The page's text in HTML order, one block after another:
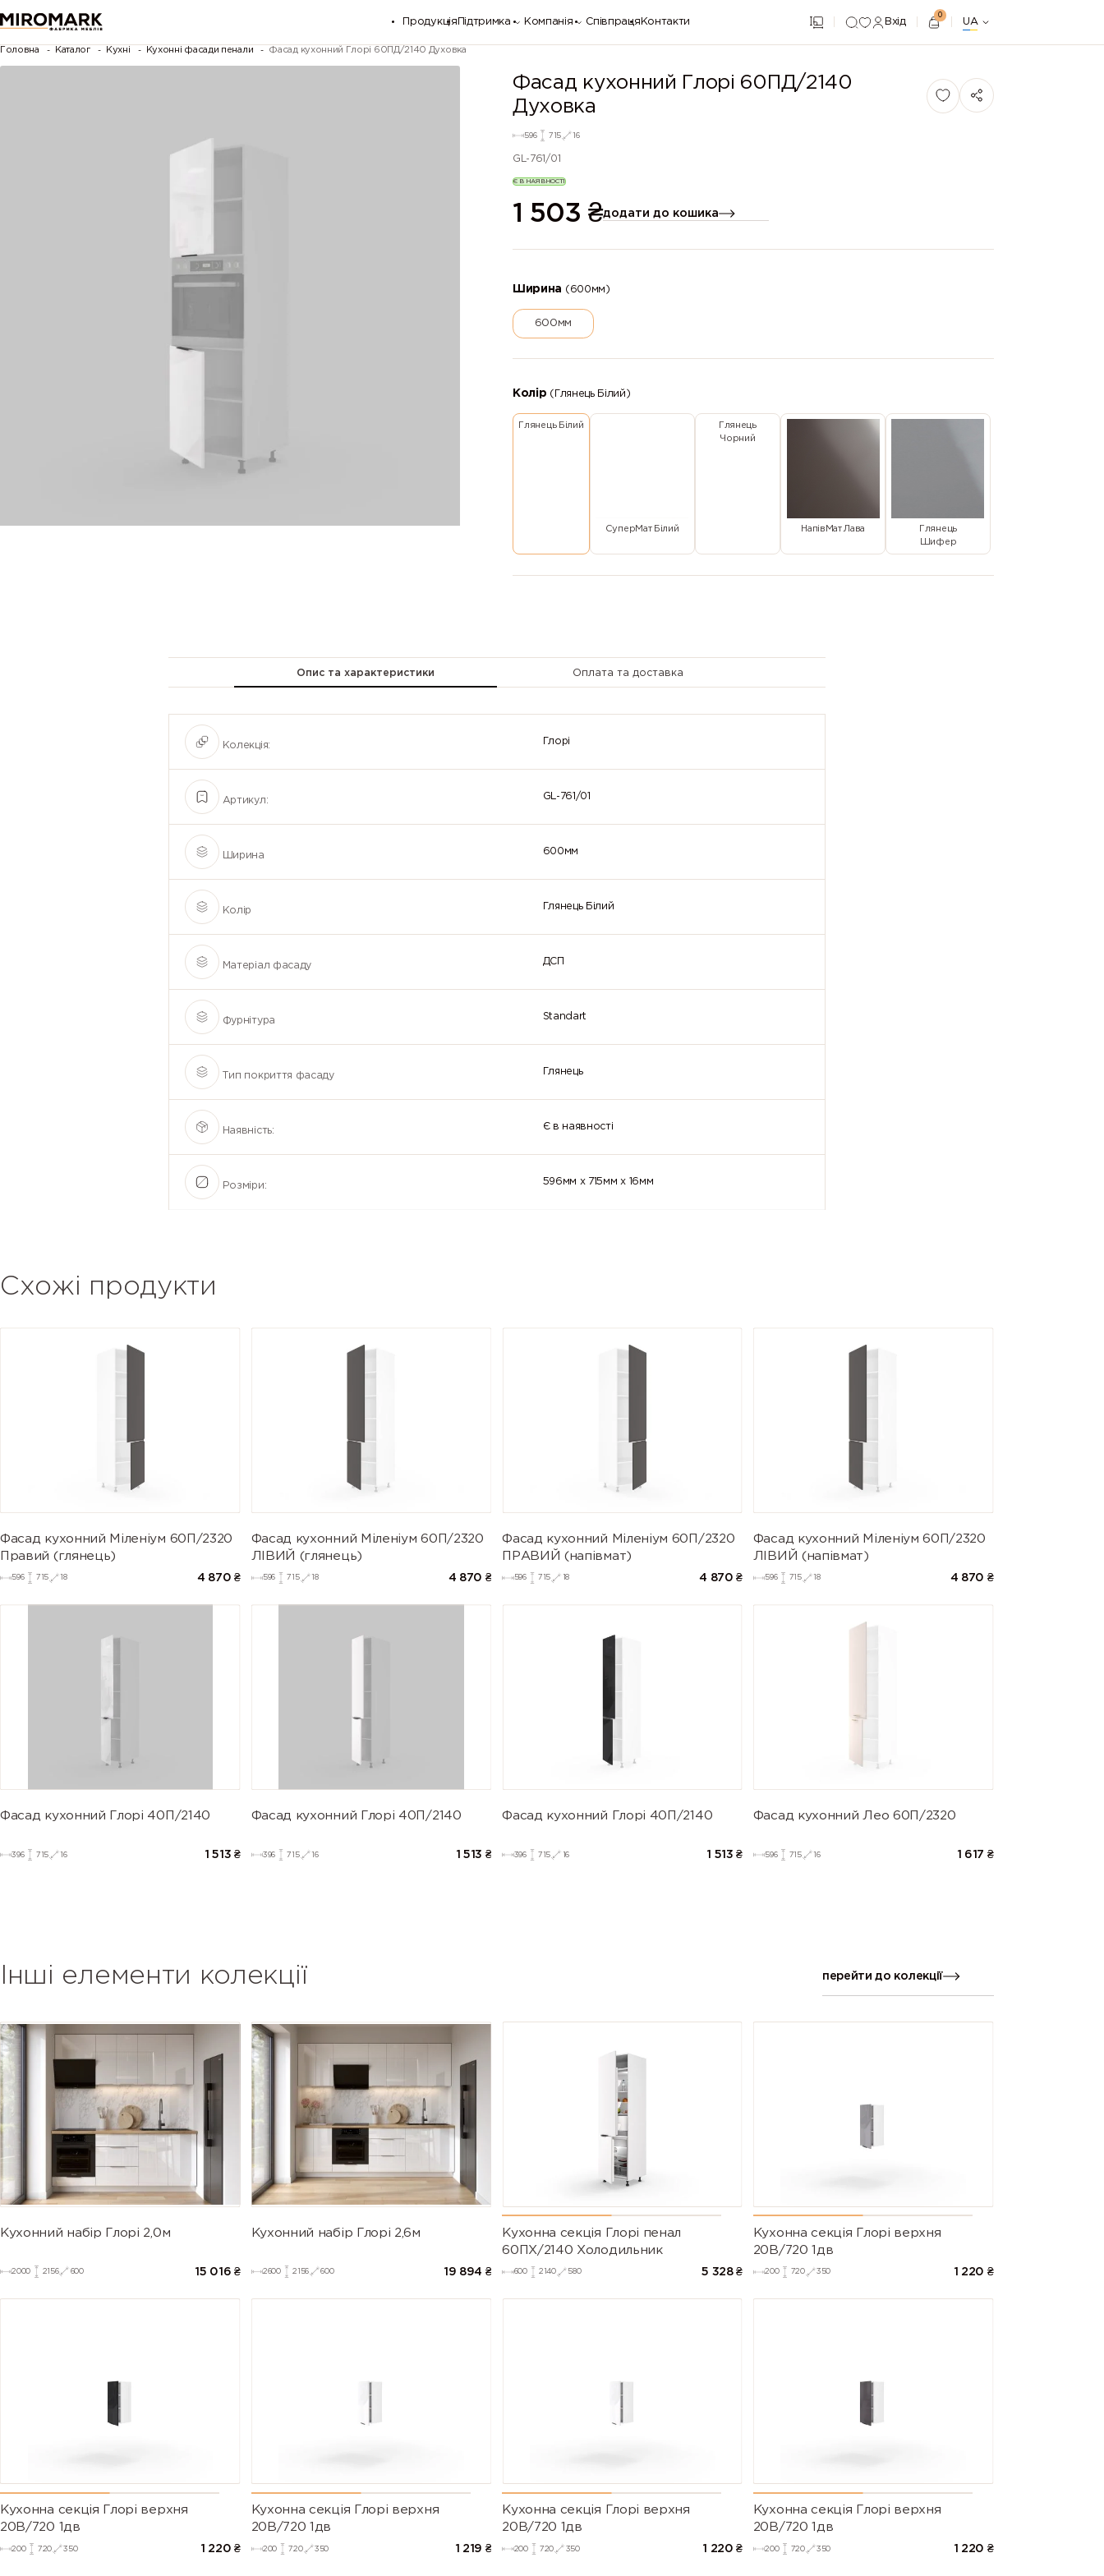
Продукція Підтримка Компанія Співпраця Контакти Вхід
0
UA
Головна Каталог Кухні Кухонні фасади пенали Фасад кухонний Глорі 60ПД/2140 Духовка
Фасад кухонний Глорі 60ПД/2140
Духовка
596 715 16
GL-761/01
Є В НАЯВНОСТІ
1 503 ₴додати до кошика
Ширина (600мм)
600мм
Колір (Глянець Білий)
Глянець Білий
СуперМат Білий
Глянець
Чорний
НапівМат Лава
Глянець
Шифер
Опис та характеристики Оплата та доставка
Колекція: Глорі
Артикул: GL-761/01
Ширина 600мм
Колір Глянець Білий
Матеріал фасаду ДСП
Фурнітура Standart
Тип покриття фасаду Глянець
Наявність: Є в наявності
Розміри: 596мм x 715мм x 16мм
Схожі продукти
Фасад кухонний Міленіум 60П/2320
Правий (глянець)
596 715 18 4 870 ₴
Фасад кухонний Міленіум 60П/2320
ЛІВИЙ (глянець)
596 715 18 4 870 ₴
Фасад кухонний Міленіум 60П/2320
ПРАВИЙ (напівмат)
596 715 18 4 870 ₴
Фасад кухонний Міленіум 60П/2320
ЛІВИЙ (напівмат)
596 715 18 4 870 ₴
Фасад кухонний Глорі 40П/2140
396 715 16 1 513 ₴
Фасад кухонний Глорі 40П/2140
396 715 16 1 513 ₴
Фасад кухонний Глорі 40П/2140
396 715 16 1 513 ₴
Фасад кухонний Лео 60П/2320
596 715 16 1 617 ₴
Інші елементи колекції перейти до колекції
Кухонний набір Глорі 2,0м
2000 2156 600 15 016 ₴
Кухонний набір Глорі 2,6м
2600 2156 600 19 894 ₴
Кухонна секція Глорі пенал
60ПХ/2140 Холодильник
600 2140 580 5 328 ₴
Кухонна секція Глорі верхня
20В/720 1дв
200 720 350 1 220 ₴
Кухонна секція Глорі верхня
20В/720 1дв
200 720 350 1 220 ₴
Кухонна секція Глорі верхня
20В/720 1дв
200 720 350 1 219 ₴
Кухонна секція Глорі верхня
20В/720 1дв
200 720 350 1 220 ₴
Кухонна секція Глорі верхня
20В/720 1дв
200 720 350 1 220 ₴